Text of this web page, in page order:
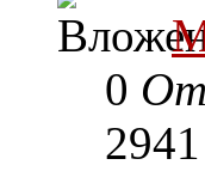
0
2941